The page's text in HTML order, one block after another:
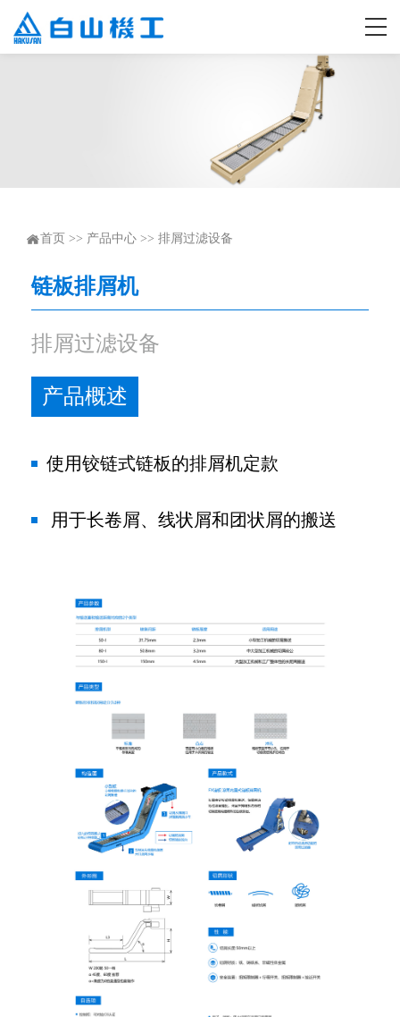
首页 >> 产品中心 >>排屑过滤设备
链板排屑机
排屑过滤设备
产品概述
使用铰链式链板的排屑机定款
用于长卷屑、线状屑和团状屑的搬送